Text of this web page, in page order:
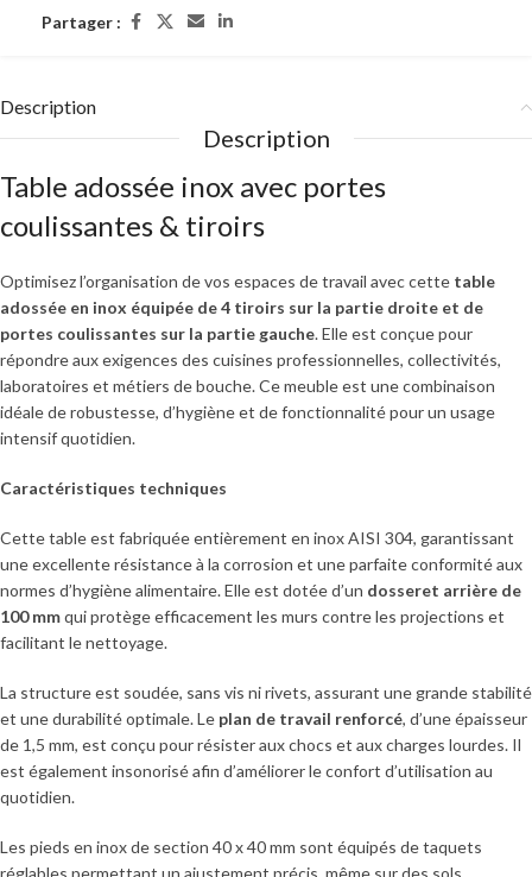
Partager :
Description
Description
Table adossée inox avec portes
coulissantes & tiroirs
Optimisez l’organisation de vos espaces de travail avec cette table
adossée en inox équipée de 4 tiroirs sur la partie droite et de
portes coulissantes sur la partie gauche. Elle est conçue pour
répondre aux exigences des cuisines professionnelles, collectivités,
laboratoires et métiers de bouche. Ce meuble est une combinaison
idéale de robustesse, d’hygiène et de fonctionnalité pour un usage
intensif quotidien.
Caractéristiques techniques
Cette table est fabriquée entièrement en inox AISI 304, garantissant
une excellente résistance à la corrosion et une parfaite conformité aux
normes d’hygiène alimentaire. Elle est dotée d’un dosseret arrière de
100 mmqui protège efficacement les murs contre les projections et
facilitant le nettoyage.
La structure est soudée, sans vis ni rivets, assurant une grande stabilité
et une durabilité optimale. Le plan de travail renforcé, d’une épaisseur
de 1,5 mm, est conçu pour résister aux chocs et aux charges lourdes. Il
est également insonorisé afin d’améliorer le confort d’utilisation au
quotidien.
Les pieds en inox de section 40 x 40 mm sont équipés de taquets
réglables permettant un ajustement précis, même sur des sols